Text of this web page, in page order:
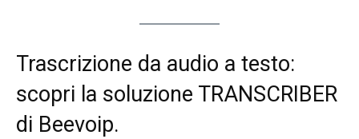
Trascrizione da audio a testo:
scopri la soluzione TRANSCRIBER
di Beevoip.